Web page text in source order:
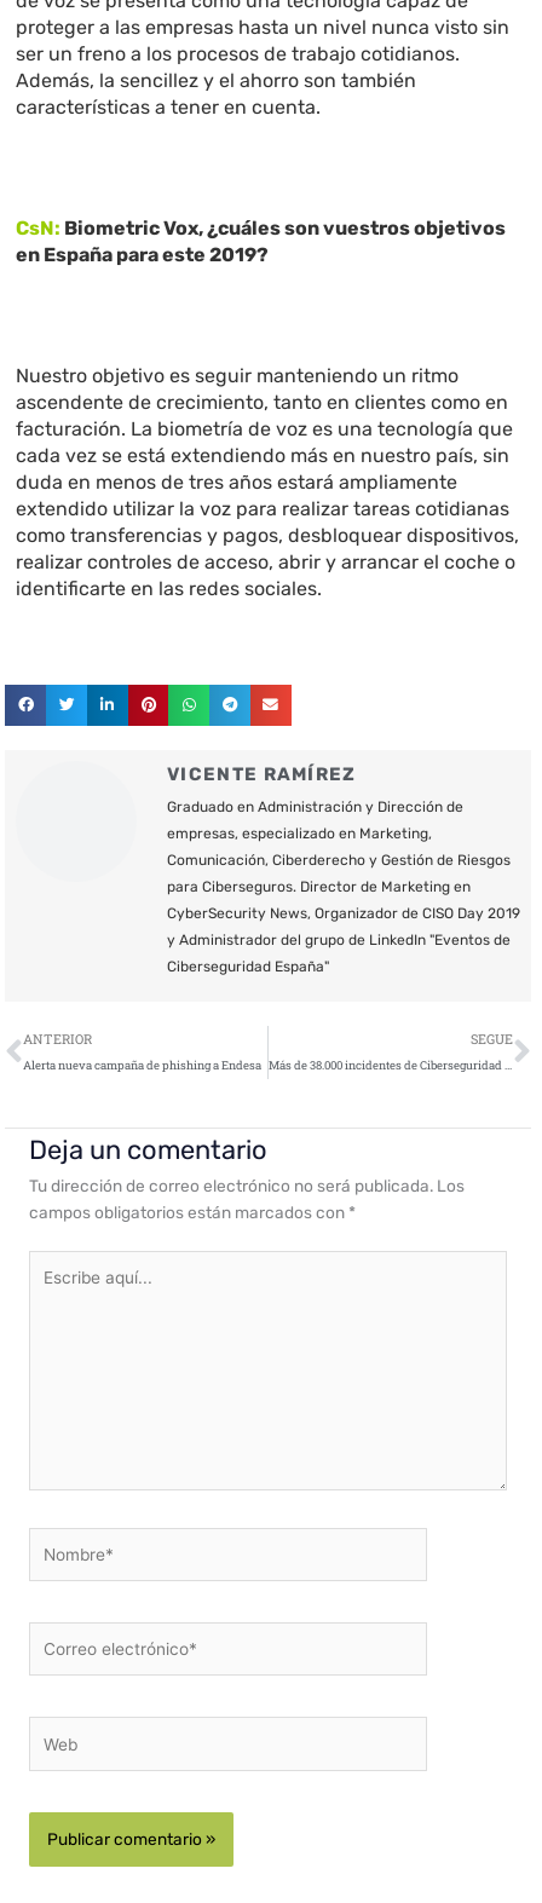
proteger a las empresas hasta un nivel nunca visto sin
ser un freno a los procesos de trabajo cotidianos.
Además, la sencillez y el ahorro son también
características a tener en cuenta.
CsN: Biometric Vox, ¿cuáles son vuestros objetivos
en España para este 2019?
Nuestro objetivo es seguir manteniendo un ritmo
ascendente de crecimiento, tanto en clientes como en
facturación. La biometría de voz es una tecnología que
cada vez se está extendiendo más en nuestro país, sin
duda en menos de tres años estará ampliamente
extendido utilizar la voz para realizar tareas cotidianas
como transferencias y pagos, desbloquear dispositivos,
realizar controles de acceso, abrir y arrancar el coche o
identificarte en las redes sociales.
VICENTE RAMÍREZ
Graduado en Administración y Dirección de
empresas, especializado en Marketing,
Comunicación, Ciberderecho y Gestión de Riesgos
para Ciberseguros. Director de Marketing en
CyberSecurity News, Organizador de CISO Day 2019
y Administrador del grupo de LinkedIn "Eventos de
Ciberseguridad España"
Ant
ANTERIOR
Alerta nueva campaña de phishing a Endesa
SEGUE
Más de 38.000 incidentes de Ciberseguridad tuvieron lugar en España en 2018
Deja un comentario
Tu dirección de correo electrónico no será publicada. Los
campos obligatorios están marcados con *
aquí...
electrónico*